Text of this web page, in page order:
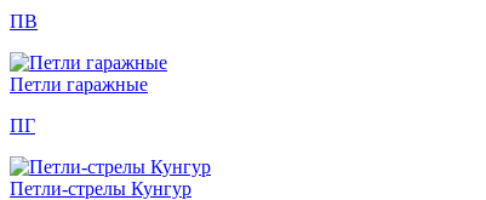
ПВ
Петли гаражные
ПГ
Петли-стрелы Кунгур